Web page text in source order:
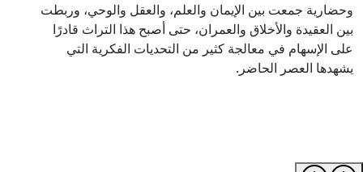
وحضارية جمعت بين الإيمان والعلم، والعقل والوحي، وربطت
بين العقيدة والأخلاق والعمران، حتى أصبح هذا التراث قادرًا
على الإسهام في معالجة كثير من التحديات الفكرية التي
يشهدها العصر الحاضر.